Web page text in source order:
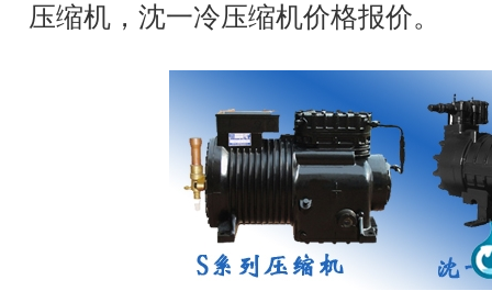
压缩机，沈一冷压缩机价格报价。